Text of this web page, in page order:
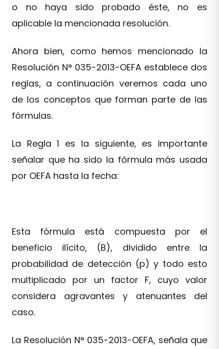
o no haya sido probado éste, no es
aplicable la mencionada resolución.
Ahora bien, como hemos mencionado la
Resolución N° 035-2013-OEFA establece dos
reglas, a continuación veremos cada uno
de los conceptos que forman parte de las
fórmulas.
La Regla 1 es la siguiente, es importante
señalar que ha sido la fórmula más usada
por OEFA hasta la fecha:
Esta fórmula está compuesta por el
beneficio ilícito, (B), dividido entre la
probabilidad de detección (p) y todo esto
multiplicado por un factor F, cuyo valor
considera agravantes y atenuantes del
caso.
La Resolución N° 035-2013-OEFA, señala que